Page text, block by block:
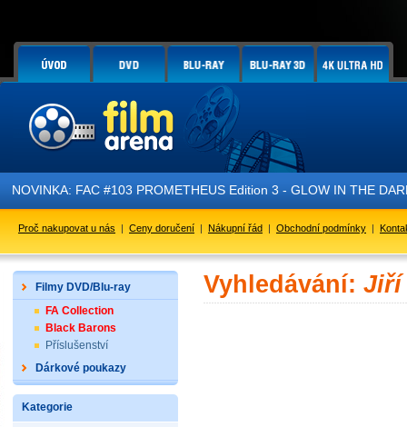
NOVINKA: FAC #103 PROMETHEUS Edition 3 - GLOW IN THE
Proč nakupovat u nás | Ceny doručení | Nákupní řád | Obchodní podmínky |
Filmy DVD/Blu-ray
FA Collection
Black Barons
Příslušenství
Dárkové poukazy
Kategorie
Vyhledávání: Jiří